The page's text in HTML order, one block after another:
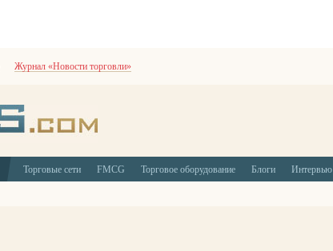
Журнал «Новости торговли»
Торговые сети FMCG Торговое оборудование Блоги Интервью